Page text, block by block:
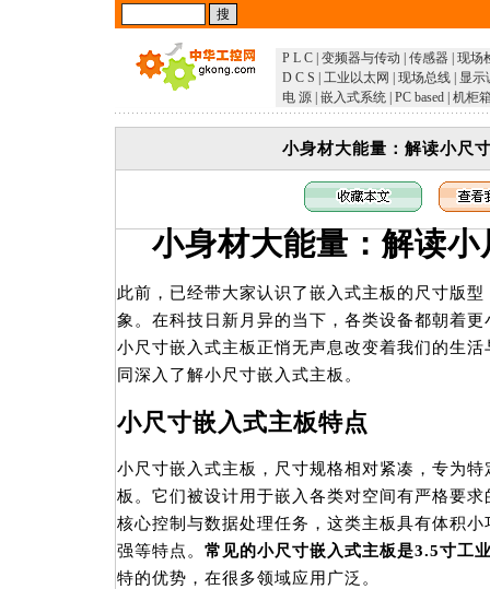
P L C 变频器与传动 传感器 现场
D C S
工业以太网 现场总线
显示
电 源 嵌入式系统 PC based 机柜
小身材大能量：解读小尺
小身材大能量：解读
此前，已经带大家认识了嵌入式主板的尺寸版
象。在科技日新月异的当下，各类设备都朝着
小尺寸嵌入式主板正悄无声息改变着我们的生
同深入了解小尺寸嵌入式主板。
小尺寸嵌入式主板特点
小尺寸嵌入式主板，尺寸规格相对紧凑，专为
板。它们被设计用于嵌入各类对空间有严格要
核心控制与数据处理任务，这类主板具有体积
强等特点。 常见的小尺寸嵌入式主板是3.5寸工
特的优势，在很多领域应用广泛。